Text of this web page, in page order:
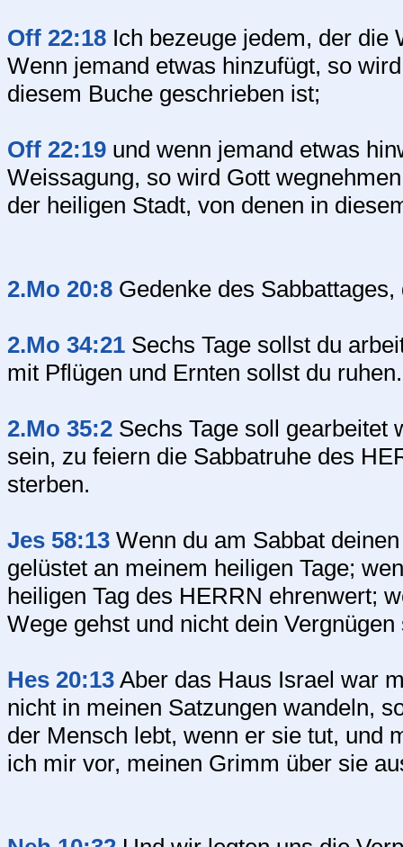
Off 22:18 Ich bezeuge jedem, der die
Wenn jemand etwas hinzufügt, so
diesem Buche geschrieben ist;
Off 22:19 und wenn jemand etwas
Weissagung, so wird Gott
der heiligen Stadt, von denen in
2.Mo 20:8 Gedenke des
2.Mo 34:21 Sechs Tage sollst du
mit Pflügen und Ernten sollst du ruhen.
2.Mo 35:2 Sechs Tage soll gearbeitet
sein, zu feiern die Sabbatruhe des
sterben.
Jes 58:13 Wenn du am Sabbat
gelüstet an meinem heiligen Tage;
heiligen Tag des HERRN ehrenwert;
Wege gehst und nicht dein
Hes 20:13 Aber das Haus Israel war
nicht in meinen Satzungen wandeln,
der Mensch lebt, wenn er sie tut, und
ich mir vor, meinen Grimm über sie